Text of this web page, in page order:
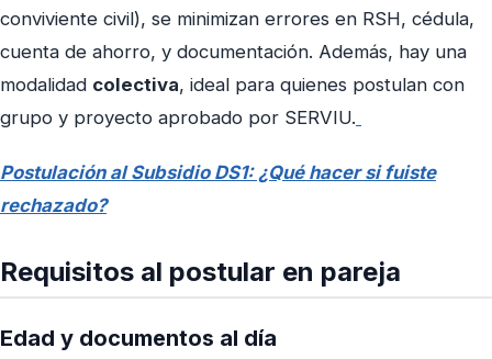
conviviente civil), se minimizan errores en RSH, cédula,
cuenta de ahorro, y documentación. Además, hay una
modalidad colectiva, ideal para quienes postulan con
grupo y proyecto aprobado por SERVIU.
Postulación al Subsidio DS1: ¿Qué hacer si fuiste
rechazado?
Requisitos al postular en pareja
Edad y documentos al día